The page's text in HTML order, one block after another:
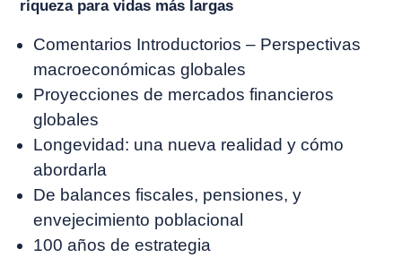
riqueza para vidas más largas
Comentarios Introductorios – Perspectivas
macroeconómicas globales
Proyecciones de mercados financieros
globales
Longevidad: una nueva realidad y cómo
abordarla
De balances fiscales, pensiones, y
envejecimiento poblacional
100 años de estrategia